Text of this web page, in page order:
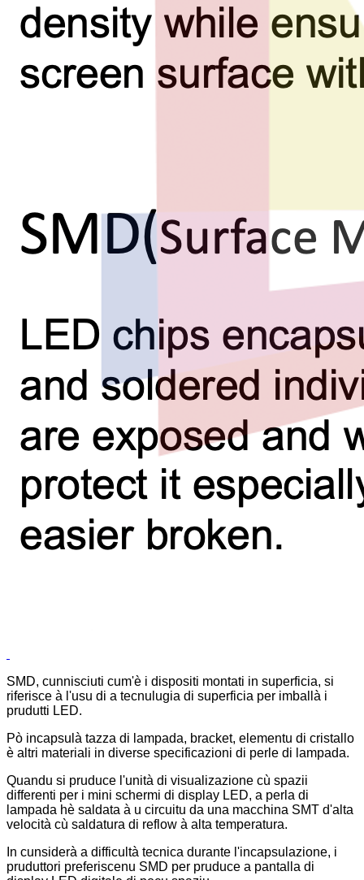
SMD, cunnisciuti cum'è i dispositi montati in superficia, si
riferisce à l'usu di a tecnulugia di superficia per imballà i
prudutti LED.
Pò incapsulà tazza di lampada, bracket, elementu di cristallo
è altri materiali in diverse specificazioni di perle di lampada.
Quandu si pruduce l'unità di visualizazione cù spazii
differenti per i mini schermi di display LED, a perla di
lampada hè saldata à u circuitu da una macchina SMT d'alta
velocità cù saldatura di reflow à alta temperatura.
In cunsiderà a difficultà tecnica durante l'incapsulazione, i
pruduttori preferiscenu SMD per pruduce a pantalla di